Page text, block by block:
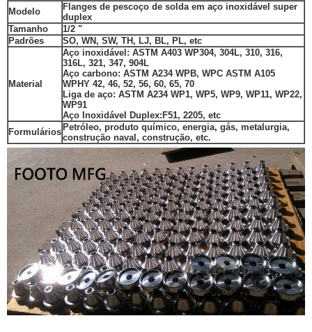
Modelo
Flanges de pescoço de solda em aço inoxidável super
duplex
Tamanho
1/2 "
Padrões
SO, WN, SW, TH, LJ, BL, PL, etc
Material
Aço inoxidável: ASTM A403 WP304, 304L, 310, 316,
316L, 321, 347, 904L
Aço carbono: ASTM A234 WPB, WPC ASTM A105
WPHY 42, 46, 52, 56, 60, 65, 70
Liga de aço: ASTM A234 WP1, WP5, WP9, WP11, WP22,
WP91
Aço Inoxidável Duplex: F51, 2205, etc
Formulários Petróleo, produto químico, energia, gás, metalurgia,
construção naval, construção, etc.